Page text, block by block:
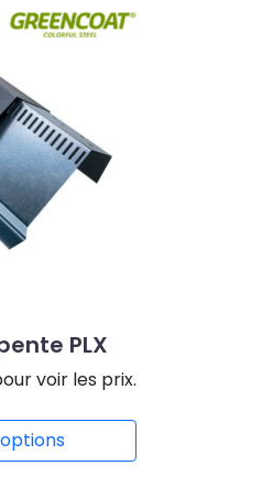
PLX
voir les prix.